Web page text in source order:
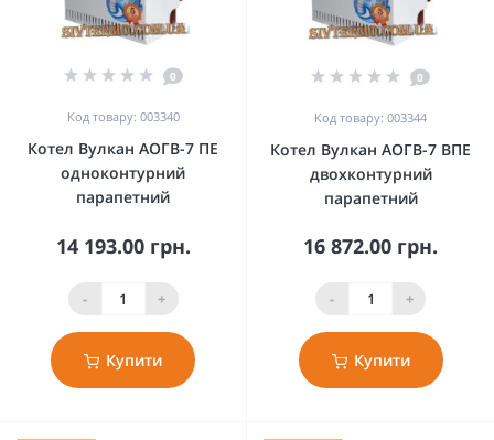
0
Код товару: 003340
Котел Вулкан АОГВ-7 ПЕ
одноконтурний
парапетний
14 193.00 грн.
- +
Купити
0
Код товару: 003344
Котел Вулкан АОГВ-7 ВПЕ
двохконтурний
парапетний
16 872.00 грн.
- +
Купити